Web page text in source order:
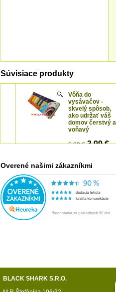
Súvisiace produkty
Vôňa do
vysávačov -
skvelý spôsob,
ako udržať váš
domov čerstvý a
voňavý
5,99 €3,99 €s
Overené našimi zákazníkmi
BLACK SHARK S.R.O.